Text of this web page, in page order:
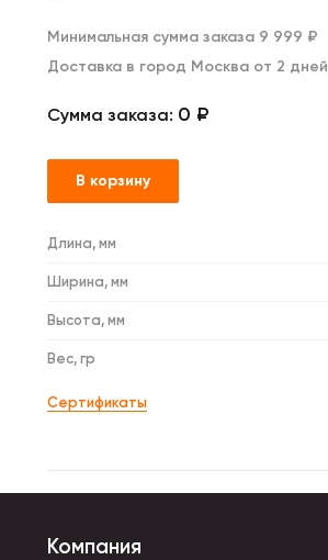
Минимальная сумма заказа 9 999 ₽
Доставка в город Москва от 2 дней
Сумма заказа: 0 ₽
В корзину
Длина, мм
Ширина, мм
Высота, мм
Вес, гр
Сертификаты
Компания